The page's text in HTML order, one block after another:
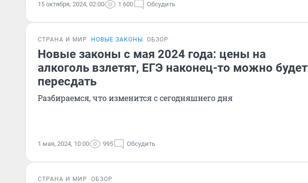
15 октября, 2024, 02:00 1 600 Обсудить
СТРАНА И МИР НОВЫЕ ЗАКОНЫ ОБЗОР
Новые законы с мая 2024 года: цены на
алкоголь взлетят, ЕГЭ наконец-то можно будет
пересдать
Разбираемся, что изменится с сегодняшнего дня
1 мая, 2024, 10:00 995 Обсудить
СТРАНА И МИР ОБЗОР